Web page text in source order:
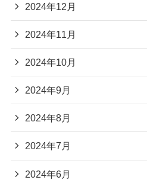
2024年12月
2024年11月
2024年10月
2024年9月
2024年8月
2024年7月
2024年6月